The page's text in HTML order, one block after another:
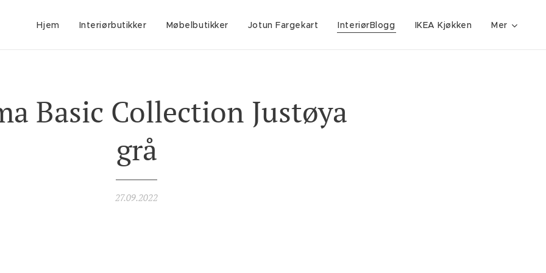
Hjem Interiørbutikker Møbelbutikker Jotun Fargekart InteriørBlogg IKEA Kjøkken Mer
Basic Collection Justøya
grå
27.09.2022